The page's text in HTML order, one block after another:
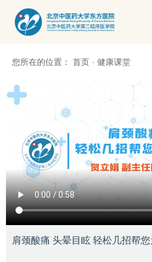
您所在的位置： 首页 · 健康课堂
肩颈酸痛 头晕目眩 轻松几招帮您